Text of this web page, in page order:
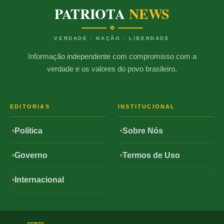
PATRIOTANEWS
VERDADE · NAÇÃO · LIBERDADE
Informação independente com compromisso com a
verdade e os valores do povo brasileiro.
EDITORIAS
Política
Governo
Internacional
INSTITUCIONAL
Sobre Nós
Termos de Uso